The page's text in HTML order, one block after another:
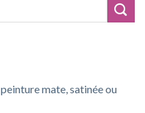
mate, satinée ou